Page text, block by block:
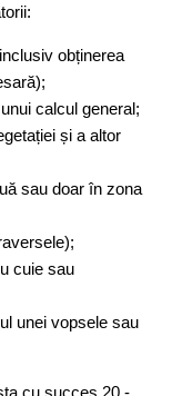
obținerea
calcul general;
și a altor
sau doar în zona
cuie sau
unei vopsele sau